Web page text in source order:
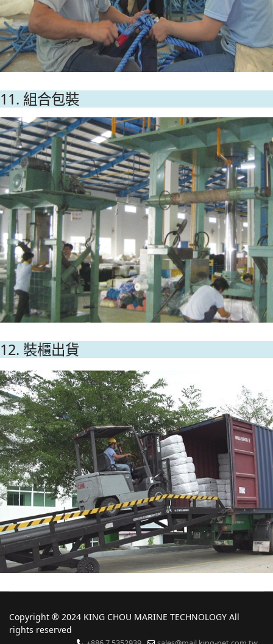
11. 組合包裝
12. 裝櫃出貨
Copyright ® 2024 KING CHOU MARINE TECHNOLOGY All
rights reserved